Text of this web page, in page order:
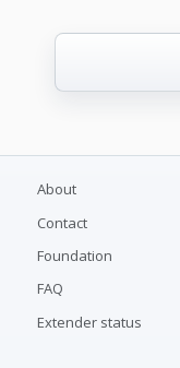
About
Contact
Foundation
FAQ
Extender status